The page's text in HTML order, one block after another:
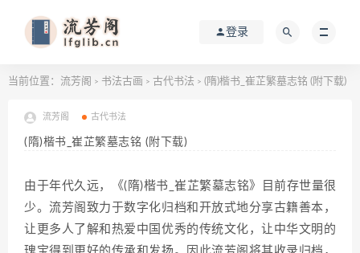
登录
当前位置： 流芳阁 > 书法古画 > 古代书法 > (隋)楷书_崔芷繁墓志铭 (附下载)
流芳阁 古代书法
(隋)楷书_崔芷繁墓志铭 (附下载)
由于年代久远，《(隋)楷书_崔芷繁墓志铭》目前存世量很
少。流芳阁致力于数字化归档和开放式地分享古籍善本，
让更多人了解和热爱中国优秀的传统文化，让中华文明的